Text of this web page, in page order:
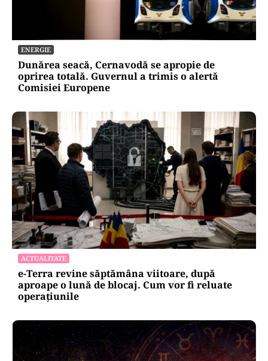
ENERGIE
Dunărea seacă, Cernavodă se apropie de
oprirea totală. Guvernul a trimis o alertă
Comisiei Europene
ACTUALITATE
e-Terra revine săptămâna viitoare, după
aproape o lună de blocaj. Cum vor fi reluate
operațiunile